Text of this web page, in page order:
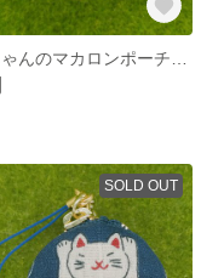
SOLD OUT